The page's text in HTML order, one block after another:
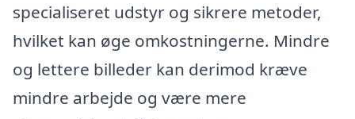
specialiseret udstyr og sikrere metoder,
hvilket kan øge omkostningerne. Mindre
og lettere billeder kan derimod kræve
mindre arbejde og være mere